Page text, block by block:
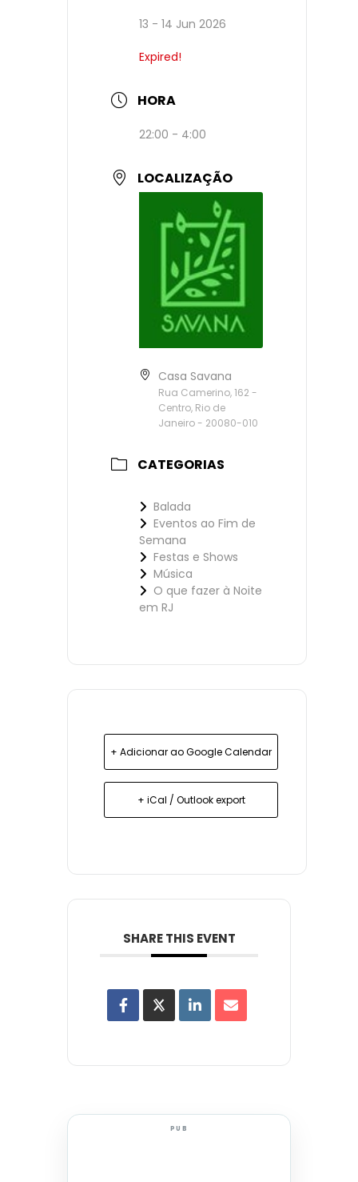
13 - 14 Jun 2026
Expired!
HORA
22:00 - 4:00
LOCALIZAÇÃO
Casa Savana
Rua Camerino, 162 -
Centro, Rio de
Janeiro - 20080-010
CATEGORIAS
Balada
Eventos ao Fim de
Semana
Festas e Shows
Música
O que fazer à Noite
em RJ
+ Adicionar ao Google Calendar
+ iCal / Outlook export
SHARE THIS EVENT
PUB